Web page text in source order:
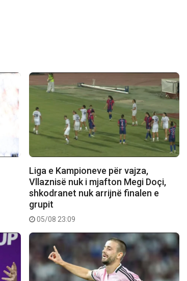
Liga e Kampioneve për vajza,
Vllaznisë nuk i mjafton Megi Doçi,
shkodranet nuk arrijnë finalen e
grupit
05/08 23:09